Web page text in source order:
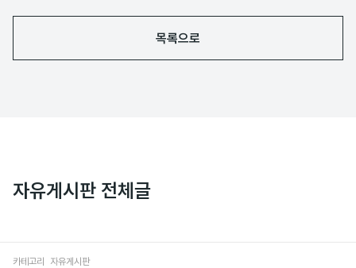
목록으로
자유게시판 전체글
카테고리 자유게시판